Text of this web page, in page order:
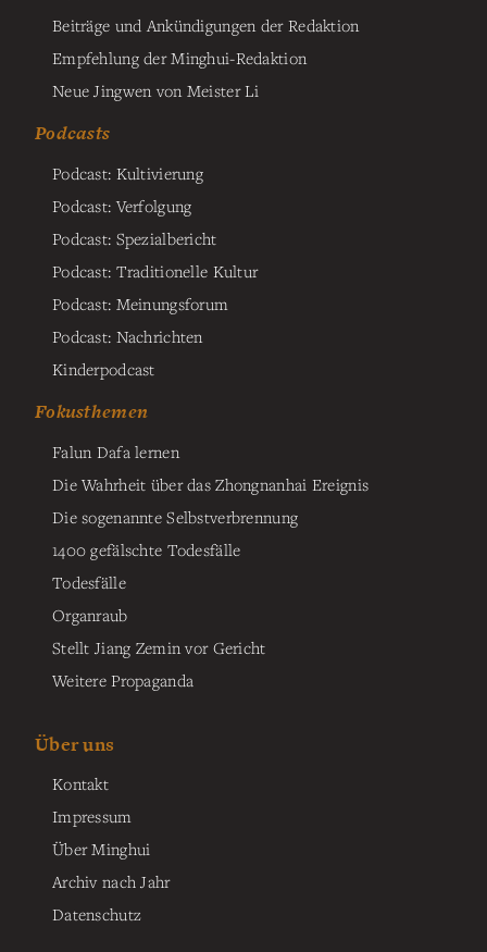
Beiträge und Ankündigungen der Redaktion
Empfehlung der Minghui-Redaktion
Neue Jingwen von Meister Li
Podcasts
Podcast: Kultivierung
Podcast: Verfolgung
Podcast: Spezialbericht
Podcast: Traditionelle Kultur
Podcast: Meinungsforum
Podcast: Nachrichten
Kinderpodcast
Fokusthemen
Falun Dafa lernen
Die Wahrheit über das Zhongnanhai Ereignis
Die sogenannte Selbstverbrennung
1400 gefälschte Todesfälle
Todesfälle
Organraub
Stellt Jiang Zemin vor Gericht
Weitere Propaganda
Über uns
Kontakt
Impressum
Über Minghui
Archiv nach Jahr
Datenschutz